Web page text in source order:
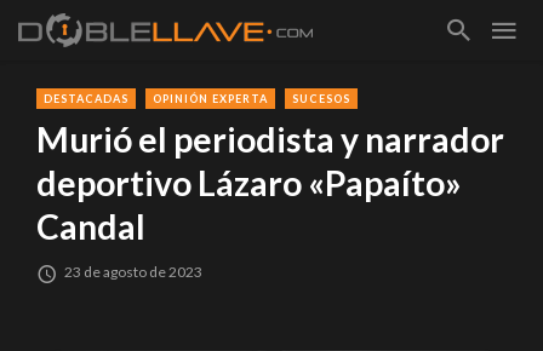
DESTACADAS OPINIÓN EXPERTA SUCESOS
Murió el periodista y narrador
deportivo Lázaro «Papaíto»
Candal
23 de agosto de 2023